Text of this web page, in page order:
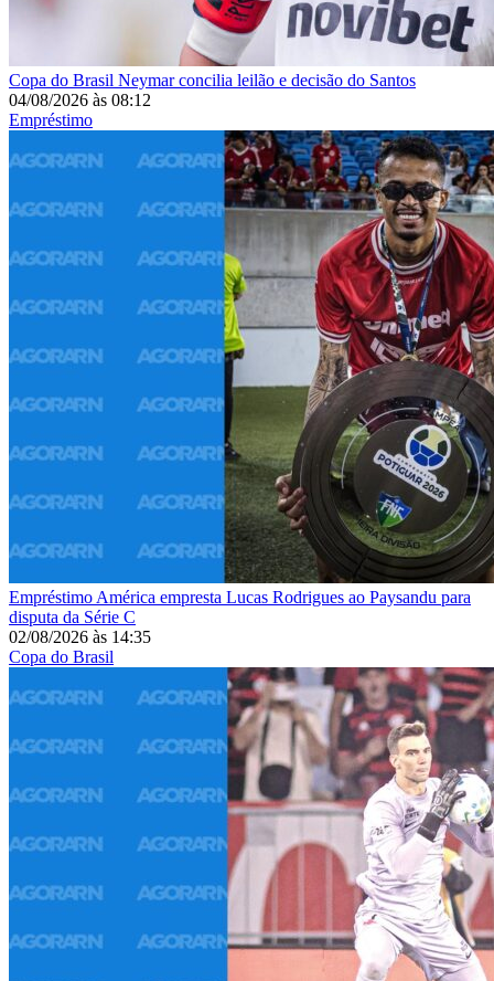
Copa do Brasil Neymar concilia leilão e decisão do Santos
04/08/2026 às 08:12
Empréstimo
Empréstimo América empresta Lucas Rodrigues ao Paysandu para
disputa da Série C
02/08/2026 às 14:35
Copa do Brasil